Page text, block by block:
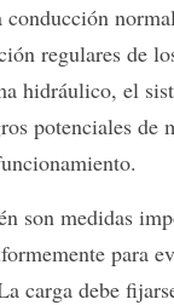
conducción
regulares de
hidráulico, el
potenciales de
son medidas
para
carga debe